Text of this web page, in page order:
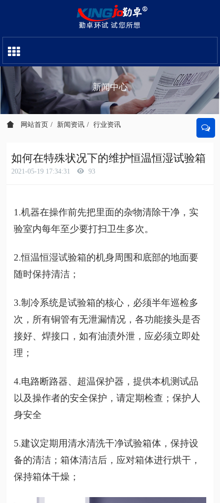
新闻中心
网站首页 新闻资讯 行业资讯
如何在特殊状况下的维护恒温恒湿试验箱
2021-05-19 17:34:31 93
1.机器在操作前先把里面的杂物清除干净，实
验室内每年至少要打扫卫生多次。
2.恒温恒湿试验箱的机身周围和底部的地面要
随时保持清洁；
3.制冷系统是试验箱的核心，必须半年巡检多
次，所有铜管有无泄漏情况，各功能接头是否
接好、焊接口，如有油渍外泄，应必须立即处
理；
4.电路断路器、超温保护器，提供本机测试品
以及操作者的安全保护，请定期检查；保护人
身安全
5.建议定期用清水清洗干净试验箱体，保持设
备的清洁；箱体清洁后，应对箱体进行烘干，
保持箱体干燥；